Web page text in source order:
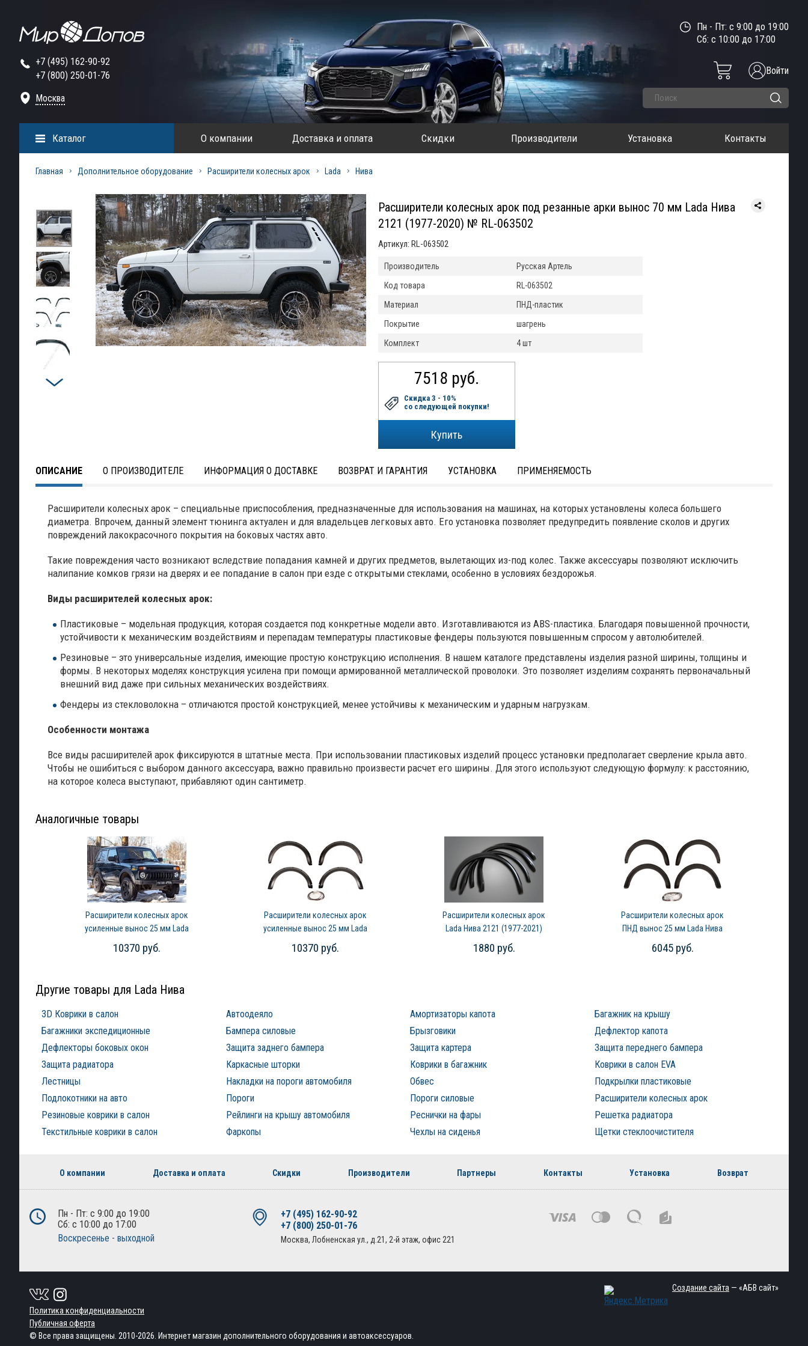
+7 (495) 162-90-92
+7 (800) 250-01-76
Москва
Пн - Пт: с 9:00 до 19:00
Сб: с 10:00 до 17:00
Войти
О компании Доставка и оплата Скидки Производители Установка Контакты
Каталог
Главная Дополнительное оборудование Расширители колесных арок Lada Нива
Расширители колесных арок под резанные арки вынос 70 мм Lada Нива
2121 (1977-2020) № RL-063502
Артикул: RL-063502
7518 руб.
Скидка 3 - 10%
со следующей покупки!
Производитель
Русская Артель
Код товара
RL-063502
Материал
ПНД-пластик
Покрытие
шагрень
Комплект
4 шт
ОПИСАНИЕ О ПРОИЗВОДИТЕЛЕ ИНФОРМАЦИЯ О ДОСТАВКЕ ВОЗВРАТ И ГАРАНТИЯ УСТАНОВКА ПРИМЕНЯЕМОСТЬ
Расширители колесных арок – специальные приспособления, предназначенные для использования на машинах, на которых установлены колеса большего
диаметра. Впрочем, данный элемент тюнинга актуален и для владельцев легковых авто. Его установка позволяет предупредить появление сколов и других
повреждений лакокрасочного покрытия на боковых частях авто.
Такие повреждения часто возникают вследствие попадания камней и других предметов, вылетающих из-под колес. Также аксессуары позволяют исключить
налипание комков грязи на дверях и ее попадание в салон при езде с открытыми стеклами, особенно в условиях бездорожья.
Виды расширителей колесных арок:
Пластиковые – модельная продукция, которая создается под конкретные модели авто. Изготавливаются из ABS-пластика. Благодаря повышенной прочности,
устойчивости к механическим воздействиям и перепадам температуры пластиковые фендеры пользуются повышенным спросом у автолюбителей.
Резиновые – это универсальные изделия, имеющие простую конструкцию исполнения. В нашем каталоге представлены изделия разной ширины, толщины и
формы. В некоторых моделях конструкция усилена при помощи армированной металлической проволоки. Это позволяет изделиям сохранять первоначальный
внешний вид даже при сильных механических воздействиях.
Фендеры из стекловолокна – отличаются простой конструкцией, менее устойчивы к механическим и ударным нагрузкам.
Особенности монтажа
Все виды расширителей арок фиксируются в штатные места. При использовании пластиковых изделий процесс установки предполагает сверление крыла авто.
Чтобы не ошибиться с выбором данного аксессуара, важно правильно произвести расчет его ширины. Для этого используют следующую формулу: к расстоянию,
на которое колеса выступают, прибавляют один сантиметр.
Аналогичные товары
Расширители колесных арок
усиленные вынос 25 мм Lada
Нива 2121 (1977-2020)
10370 руб.
Расширители колесных арок
усиленные вынос 25 мм Lada
Нива 2121 (1977-2020)
10370 руб.
Расширители колесных арок
Lada Нива 2121 (1977-2021)
1880 руб.
Расширители колесных арок
ПНД вынос 25 мм Lada Нива
2121 (1977-2020)
6045 руб.
Другие товары для Lada Нива
3D Коврики в салон Автоодеяло Амортизаторы капота
Багажник на крышу
Багажники экспедиционные
Бампера силовые Брызговики
Дефлектор капота
Дефлекторы боковых окон
Защита заднего бампера Защита картера
Защита переднего бампера
Защита радиатора
Каркасные шторки Коврики в багажник
Коврики в салон EVA
Лестницы
Накладки на пороги автомобиля Обвес
Подкрылки пластиковые
Подлокотники на авто
Пороги Пороги силовые
Расширители колесных арок
Резиновые коврики в салон
Рейлинги на крышу автомобиля Реснички на фары
Решетка радиатора
Текстильные коврики в салон
Фаркопы Чехлы на сиденья Щетки стеклоочистителя
О компании Доставка и оплата Скидки Производители Партнеры Контакты Установка Возврат
Пн - Пт: с 9:00 до 19:00
Сб: с 10:00 до 17:00
Воскресенье - выходной
+7 (495) 162-90-92
+7 (800) 250-01-76
Москва, Лобненская ул., д.21, 2-й этаж, офис 221
Политика конфиденциальности
Публичная оферта
© Все права защищены. 2010-2026. Интернет магазин дополнительного оборудования и автоаксессуаров.
Создание сайта — «АБВ сайт»